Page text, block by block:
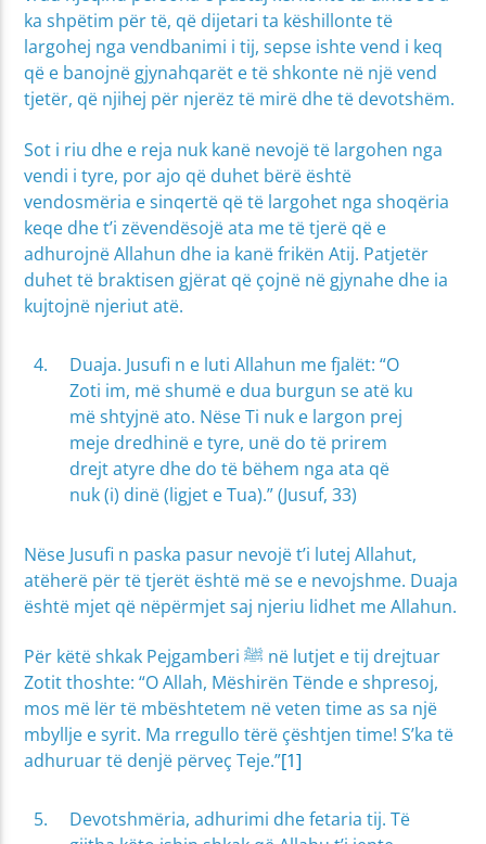
ka shpëtim për të, që dijetari ta këshillonte të
largohej nga vendbanimi i tij, sepse ishte vend i keq
që e banojnë gjynahqarët e të shkonte në një vend
tjetër, që njihej për njerëz të mirë dhe të devotshëm.
Sot i riu dhe e reja nuk kanë nevojë të largohen nga
vendi i tyre, por ajo që duhet bërë është
vendosmëria e sinqertë që të largohet nga shoqëria
keqe dhe t’i zëvendësojë ata me të tjerë që e
adhurojnë Allahun dhe ia kanë frikën Atij. Patjetër
duhet të braktisen gjërat që çojnë në gjynahe dhe ia
kujtojnë njeriut atë.
Duaja. Jusufi n e luti Allahun me fjalët: “O
Zoti im, më shumë e dua burgun se atë ku
më shtyjnë ato. Nëse Ti nuk e largon prej
meje dredhinë e tyre, unë do të prirem
drejt atyre dhe do të bëhem nga ata që
nuk (i) dinë (ligjet e Tua).” (Jusuf, 33)
Nëse Jusufi n paska pasur nevojë t’i lutej Allahut,
atëherë për të tjerët është më se e nevojshme. Duaja
është mjet që nëpërmjet saj njeriu lidhet me Allahun.
Për këtë shkak Pejgamberi ﷺ në lutjet e tij drejtuar
Zotit thoshte: “O Allah, Mëshirën Tënde e shpresoj,
mos më lër të mbështetem në veten time as sa një
mbyllje e syrit. Ma rregullo tërë çështjen time! S’ka të
adhuruar të denjë përveç Teje.”[1]
Devotshmëria, adhurimi dhe fetaria tij. Të